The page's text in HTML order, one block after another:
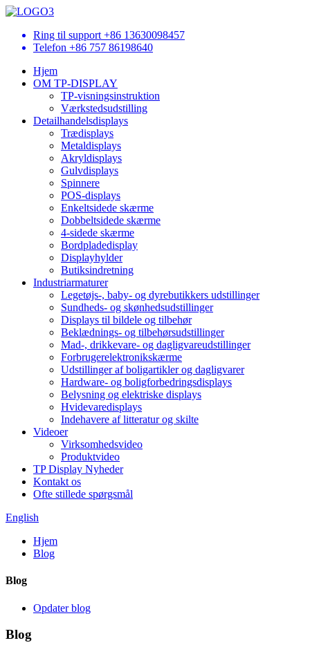
Ring til support +86 13630098457
Telefon +86 757 86198640
Hjem
OM TP-DISPLAY
TP-visningsinstruktion
Værkstedsudstilling
Detailhandelsdisplays
Trædisplays
Metaldisplays
Akryldisplays
Gulvdisplays
Spinnere
POS-displays
Enkeltsidede skærme
Dobbeltsidede skærme
4-sidede skærme
Bordpladedisplay
Displayhylder
Butiksindretning
Industriarmaturer
Legetøjs-, baby- og dyrebutikkers udstillinger
Sundheds- og skønhedsudstillinger
Displays til bildele og tilbehør
Beklædnings- og tilbehørsudstillinger
Mad-, drikkevare- og dagligvareudstillinger
Forbrugerelektronikskærme
Udstillinger af boligartikler og dagligvarer
Hardware- og boligforbedringsdisplays
Belysning og elektriske displays
Hvidevaredisplays
Indehavere af litteratur og skilte
Videoer
Virksomhedsvideo
Produktvideo
TP Display Nyheder
Kontakt os
Ofte stillede spørgsmål
English
Hjem
Blog
Blog
Opdater blog
Blog